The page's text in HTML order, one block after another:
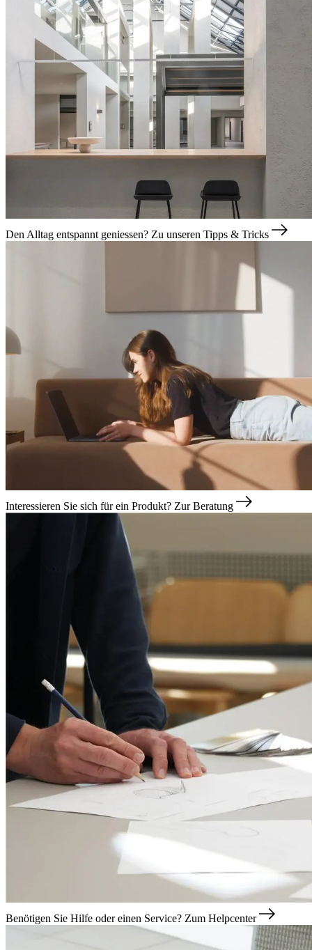
Den Alltag entspannt geniessen? Zu unseren Tipps & Tricks
Interessieren Sie sich für ein Produkt? Zur Beratung
Benötigen Sie Hilfe oder einen Service? Zum Helpcenter